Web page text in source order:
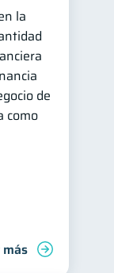
la
de
como
Productos financieros